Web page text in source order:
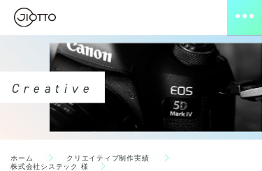
Creative
ホーム
クリエイティブ制作実績
株式会社システック 様